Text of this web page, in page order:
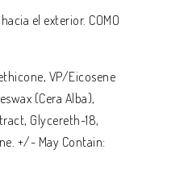
el exterior. COMO
VP/Eicosene
(Cera Alba),
Glycereth-18,
+/- May Contain: